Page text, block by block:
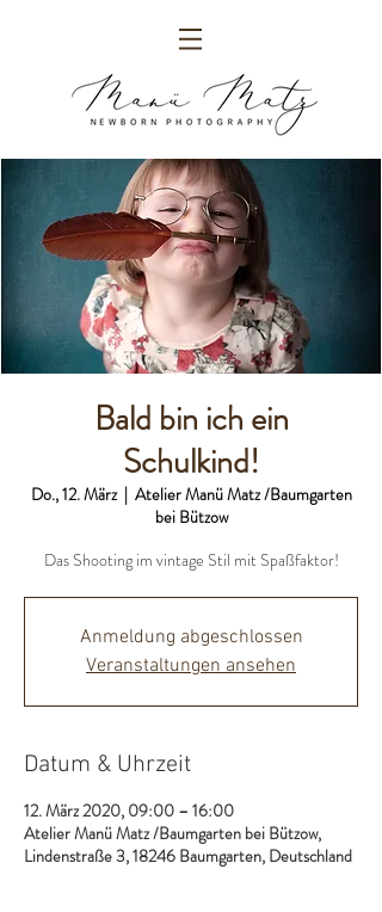
Bald bin ich ein
Schulkind!
Do., 12. März
  |
Atelier Manü Matz /Baumgarten
bei Bützow
Das Shooting im vintage Stil mit Spaßfaktor!
Anmeldung abgeschlossen
Veranstaltungen ansehen
Datum & Uhrzeit
12. März 2020, 09:00 – 16:00
Atelier Manü Matz /Baumgarten bei Bützow,
Lindenstraße 3, 18246 Baumgarten, Deutschland